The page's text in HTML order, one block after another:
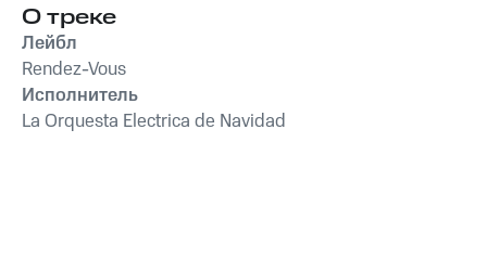
О треке
Лейбл
Rendez-Vous
Исполнитель
La Orquesta Electrica de Navidad